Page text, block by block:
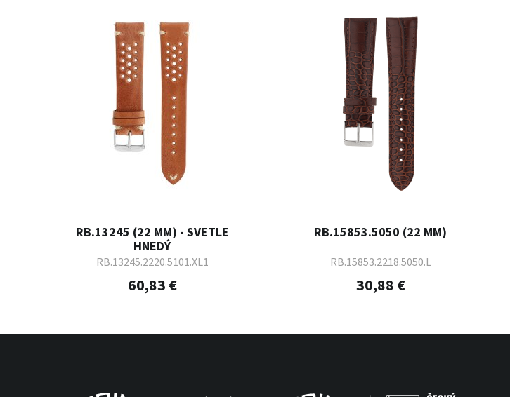
RB.13245 (22 MM) - SVETLE
HNEDÝ
RB.13245.2220.5101.XL1
60,83 €
RB.15853.5050 (22 MM)
RB.15853.2218.5050.L
30,88 €